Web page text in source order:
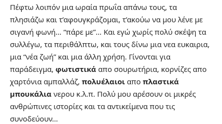
Πέφτω λοιπόν μια ωραία πρωΐα απάνω τους, τα
πλησιάζω και τ’αφουγκράζομαι, τ’ακούω να μου λένε με
σιγανή φωνή… “πάρε με”… Και εγώ χωρίς πολύ σκέψη τα
συλλέγω, τα περιθάλπτω, και τους δίνω μια νεα ευκαιρια,
μια “νέα ζωή” και μια άλλη χρήση. Γίνονται για
παράδειγμα, φωτιστικά απο σουρωτήρια, κορνίζες απο
χαρτόνια αμπαλλάζ, πολυέλαιοι απο πλαστικά
μπουκάλια νερου κ.λ.π. Πολύ μου αρέσουν οι μικρές
ανθρώπινες ιστορίες και τα αντικείμενα που τις
συνοδεύουν…